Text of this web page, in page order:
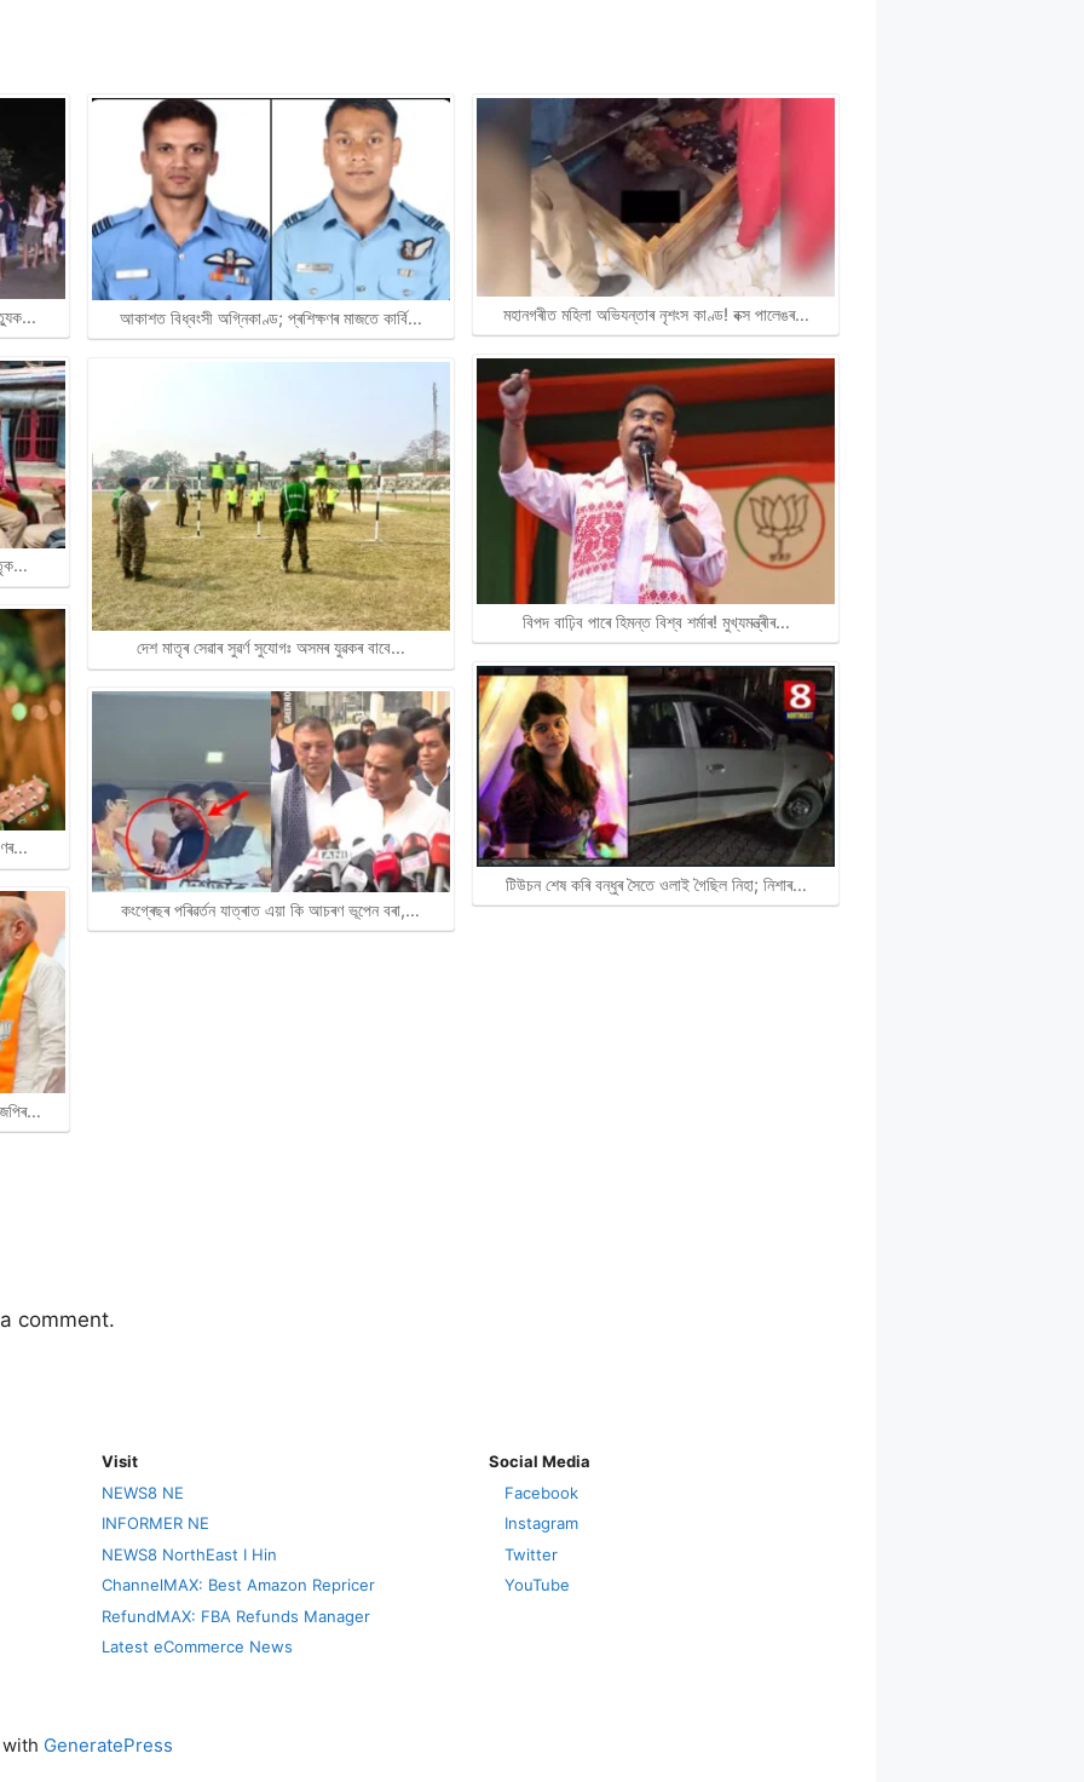
আকাশত বিধ্বংসী অগ্নিকাণ্ড; প্ৰশিক্ষণৰ মাজতে কাৰ্বি…
দেশ মাতৃৰ সেৱাৰ সুৱৰ্ণ সুযোগঃ অসমৰ যুৱকৰ বাবে…
কংগ্ৰেছৰ পৰিৱৰ্তন যাত্ৰাত এয়া কি আচৰণ ভূপেন বৰা,…
মহানগৰীত মহিলা অভিযন্তাৰ নৃশংস কাণ্ড! বক্স পালেঙৰ…
বিপদ বাঢ়িব পাৰে হিমন্ত বিশ্ব শৰ্মাৰ! মুখ্যমন্ত্ৰীৰ…
টিউচন শেষ কৰি বন্ধুৰ সৈতে ওলাই গৈছিল নিহা; নিশাৰ…
comment.
Visit
NEWS8 NE
INFORMER NE
NEWS8 NorthEast I Hin
ChannelMAX: Best Amazon Repricer
RefundMAX: FBA Refunds Manager
Latest eCommerce News
Social Media
Facebook
Instagram
Twitter
YouTube
GeneratePress